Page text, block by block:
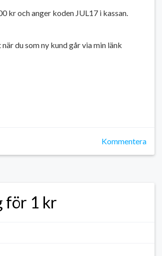
kr och anger koden JUL17 i kassan.
du som ny kund går via min länk
Kommentera
för 1 kr